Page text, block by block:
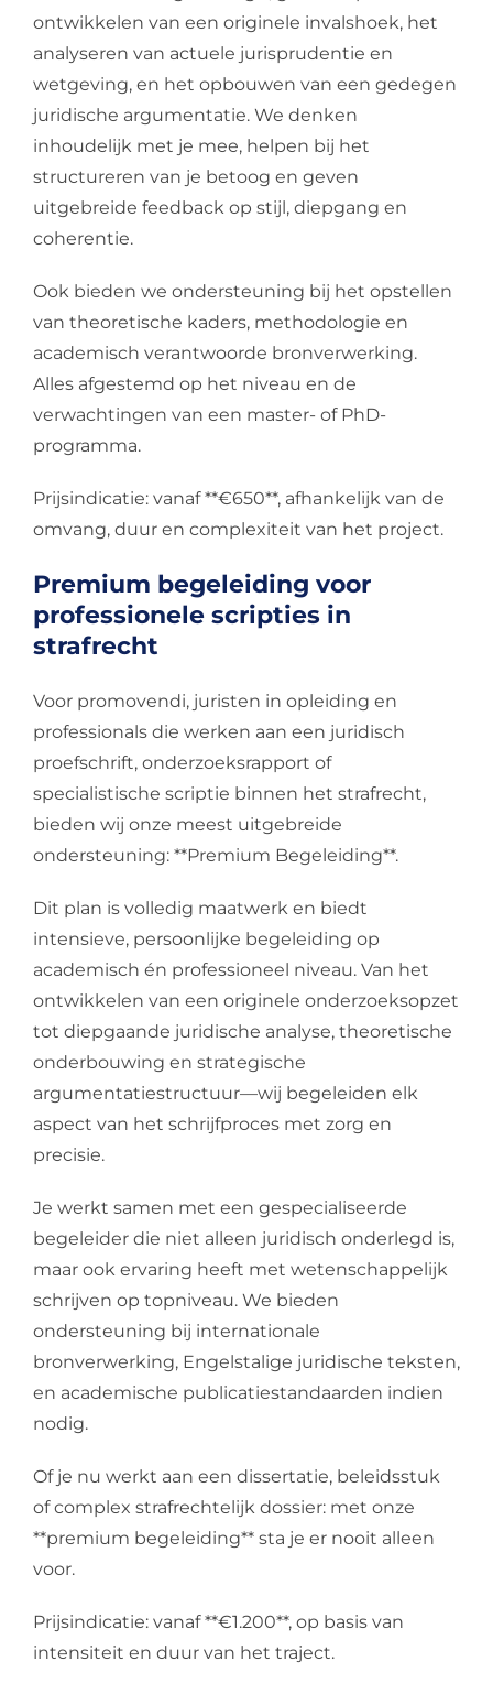
ontwikkelen van een originele invalshoek, het
analyseren van actuele jurisprudentie en
wetgeving, en het opbouwen van een gedegen
juridische argumentatie. We denken
inhoudelijk met je mee, helpen bij het
structureren van je betoog en geven
uitgebreide feedback op stijl, diepgang en
coherentie.
Ook bieden we ondersteuning bij het opstellen
van theoretische kaders, methodologie en
academisch verantwoorde bronverwerking.
Alles afgestemd op het niveau en de
verwachtingen van een master- of PhD-
programma.
Prijsindicatie: vanaf **€650**, afhankelijk van de
omvang, duur en complexiteit van het project.
Premium begeleiding voor
professionele scripties in
strafrecht
Voor promovendi, juristen in opleiding en
professionals die werken aan een juridisch
proefschrift, onderzoeksrapport of
specialistische scriptie binnen het strafrecht,
bieden wij onze meest uitgebreide
ondersteuning: **Premium Begeleiding**.
Dit plan is volledig maatwerk en biedt
intensieve, persoonlijke begeleiding op
academisch én professioneel niveau. Van het
ontwikkelen van een originele onderzoeksopzet
tot diepgaande juridische analyse, theoretische
onderbouwing en strategische
argumentatiestructuur—wij begeleiden elk
aspect van het schrijfproces met zorg en
precisie.
Je werkt samen met een gespecialiseerde
begeleider die niet alleen juridisch onderlegd is,
maar ook ervaring heeft met wetenschappelijk
schrijven op topniveau. We bieden
ondersteuning bij internationale
bronverwerking, Engelstalige juridische teksten,
en academische publicatiestandaarden indien
nodig.
Of je nu werkt aan een dissertatie, beleidsstuk
of complex strafrechtelijk dossier: met onze
**premium begeleiding** sta je er nooit alleen
voor.
Prijsindicatie: vanaf **€1.200**, op basis van
intensiteit en duur van het traject.